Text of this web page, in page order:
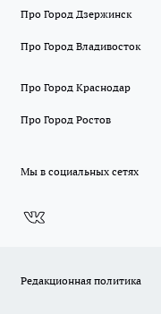
Про Город Дзержинск
Про Город Владивосток
Про Город Краснодар
Про Город Ростов
Мы в социальных сетях
Редакционная политика